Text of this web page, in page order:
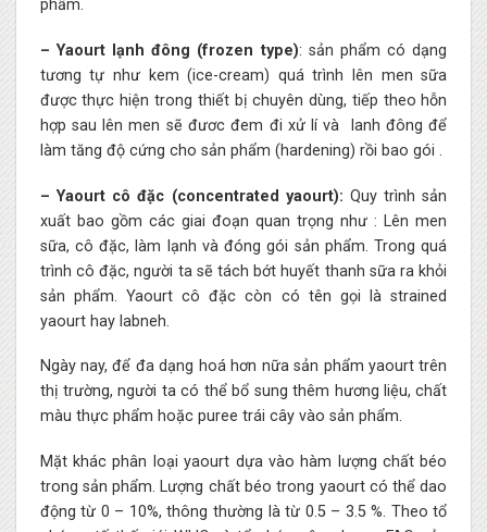
phẩm.
– Yaourt lạnh đông (frozen type): sản phẩm có dạng
tương tự như kem (ice-cream) quá trình lên men sữa
được thực hiện trong thiết bị chuyên dùng, tiếp theo hỗn
hợp sau lên men sẽ đươc đem đi xử lí và lanh đông để
làm tăng độ cứng cho sản phẩm (hardening) rồi bao gói .
– Yaourt cô đặc (concentrated yaourt): Quy trình sản
xuất bao gồm các giai đoạn quan trọng như : Lên men
sữa, cô đặc, làm lạnh và đóng gói sản phẩm. Trong quá
trình cô đặc, người ta sẽ tách bớt huyết thanh sữa ra khỏi
sản phẩm. Yaourt cô đặc còn có tên gọi là strained
yaourt hay labneh.
Ngày nay, để đa dạng hoá hơn nữa sản phẩm yaourt trên
thị trường, người ta có thể bổ sung thêm hương liệu, chất
màu thực phẩm hoặc puree trái cây vào sản phẩm.
Mặt khác phân loại yaourt dựa vào hàm lượng chất béo
trong sản phẩm. Lượng chất béo trong yaourt có thể dao
động từ 0 – 10%, thông thường là từ 0.5 – 3.5 %. Theo tổ